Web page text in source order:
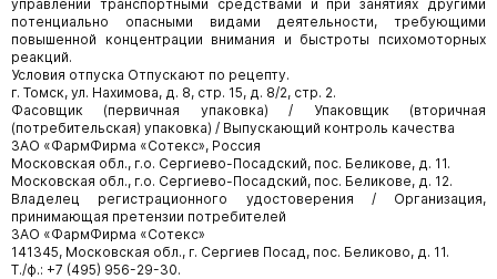
управлении транспортными средствами и при занятиях другими
потенциально опасными видами деятельности, требующими
повышенной концентрации внимания и быстроты психомоторных
реакций.
Условия отпуска Отпускают по рецепту.
г. Томск, ул. Нахимова, д. 8, стр. 15, д. 8/2, стр. 2.
Фасовщик (первичная упаковка) / Упаковщик (вторичная
(потребительская) упаковка) / Выпускающий контроль качества
ЗАО «ФармФирма «Сотекс», Россия
Московская обл., г.о. Сергиево-Посадский, пос. Беликове, д. 11.
Московская обл., г.о. Сергиево-Посадский, пос. Беликове, д. 12.
Владелец регистрационного удостоверения / Организация,
принимающая претензии потребителей
ЗАО «ФармФирма «Сотекс»
141345, Московская обл., г. Сергиев Посад, пос. Беликово, д. 11.
Т./ф.: +7 (495) 956-29-30.